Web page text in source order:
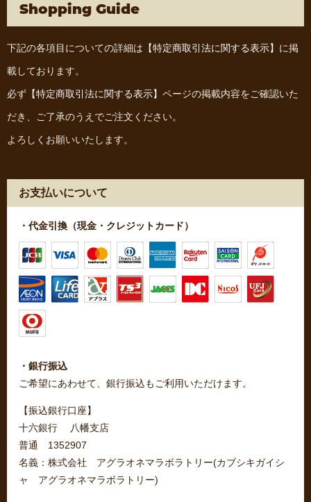
Shopping Guide
下記の各項目についての詳細は 【特定商取引法に関する表示】 に掲
載しております。
必ず 【特定商取引法に関する表示】 ページの掲載内容をご確認いた
だき、ご了承のうえでご注文ください。
よろしくお願いいたします。
お支払いについて
・代金引換（現金・クレジットカード）
・銀行振込
ご希望にあわせて、銀行振込もご利用いただけます。
【振込銀行口座】
十六銀行 八幡支店
普通 1352907
名義：株式会社 アグラオネマラボラトリー(カブシキガイシ
ャ アグラオネマラボラトリー)